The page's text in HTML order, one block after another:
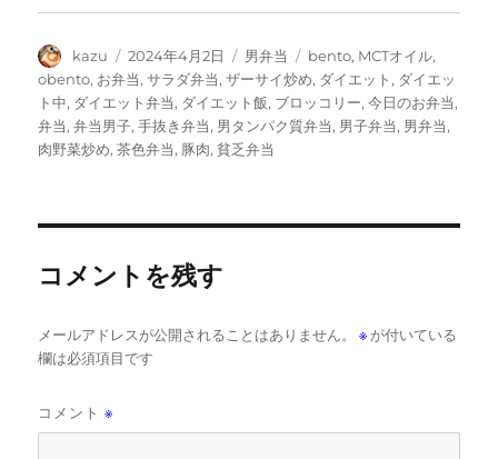
投
稿
者
kazu
投
稿
日:
2024年4月2日
カ
テ
ゴ
リ
ー
男弁当
タ
グ
bento, MCTオイル,
obento, お弁当,サラダ弁当,ザーサイ炒め, ダイエット , ダイエッ
ト中, ダイエット弁当, ダイエット飯, ブロッコリー,今日のお弁当,
弁当,弁当男子,手抜き弁当, 男タンパク質弁当, 男子弁当, 男弁当,
肉野菜炒め,茶色弁当, 豚肉,貧乏弁当
コメントを残す
メールアドレスが公開されることはありません。 ※ が付いている
欄は必須項目です
コメント※